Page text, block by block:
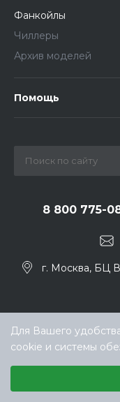
Фанкойлы
Чиллеры
Архив моделей
Помощь
8 800 775-
г. Москва, БЦ
Для Вашего
cookie и системы